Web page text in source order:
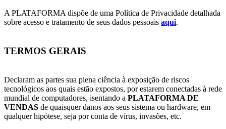
A PLATAFORMA dispõe de uma Política de Privacidade detalhada
sobre acesso e tratamento de seus dados pessoais aqui.
TERMOS GERAIS
Declaram as partes sua plena ciência à exposição de riscos
tecnológicos aos quais estão expostos, por estarem conectadas à rede
mundial de computadores, isentando a PLATAFORMA DE
VENDAS de quaisquer danos aos seus sistema ou hardware, em
qualquer hipótese, seja por conta de vírus, invasões, etc.